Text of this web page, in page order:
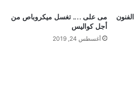
مى على …. تغسل ميكروباص من
أجل كواليس
أغسطس 24, 2019